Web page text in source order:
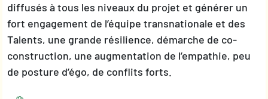
diffusés à tous les niveaux du projet et générer un
fort engagement de l’équipe transnationale et des
Talents, une grande résilience, démarche de co-
construction, une augmentation de l’empathie, peu
de posture d’égo, de conflits forts.